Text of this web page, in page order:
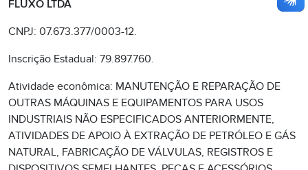
FLUXO LTDA
CNPJ: 07.673.377/0003-12.
Inscrição Estadual: 79.897.760.
Atividade econômica: MANUTENÇÃO E REPARAÇÃO DE
OUTRAS MÁQUINAS E EQUIPAMENTOS PARA USOS
INDUSTRIAIS NÃO ESPECIFICADOS ANTERIORMENTE,
ATIVIDADES DE APOIO À EXTRAÇÃO DE PETRÓLEO E GÁS
NATURAL, FABRICAÇÃO DE VÁLVULAS, REGISTROS E